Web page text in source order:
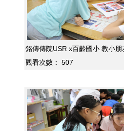
銘傳傳院USR x百齡國小 教小朋
觀看次數：
507